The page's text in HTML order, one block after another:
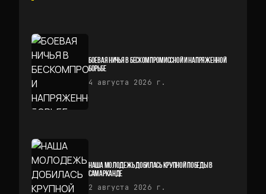
БОЕВАЯ НИЧЬЯ В БЕСКОМПРОМИССНОЙ И НАПРЯЖЕННОЙ
БОРЬБЕ
4 августа 2026 г.
НАША МОЛОДЕЖЬ ДОБИЛАСЬ КРУПНОЙ ПОБЕДЫ В
САМАРКАНДЕ
2 августа 2026 г.